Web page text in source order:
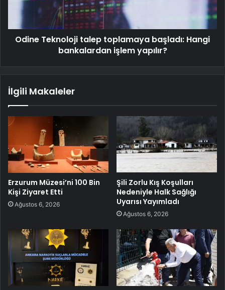
Odine Teknoloji talep toplamaya başladı: Hangi
bankalardan işlem yapılır?
İlgili Makaleler
Erzurum Müzesi’ni 100 Bin
Kişi Ziyaret Etti
Ağustos 6, 2026
Şili Zorlu Kış Koşulları
Nedeniyle Halk Sağlığı
Uyarısı Yayımladı
Ağustos 6, 2026